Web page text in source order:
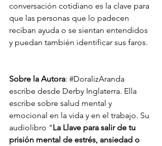
conversación cotidiano es la clave para
que las personas que lo padecen
reciban ayuda o se sientan entendidos
y puedan también identificar sus faros.
Sobre la Autora: #DoralizAranda
escribe desde Derby Inglaterra. Ella
escribe sobre salud mental y
emocional en la vida y en el trabajo. Su
audiolibro "La Llave para salir de tu
prisión mental de estrés, ansiedad o